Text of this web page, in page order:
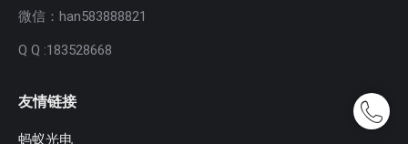
微信：han583888821
Q Q :183528668
友情链接
蚂蚁光电